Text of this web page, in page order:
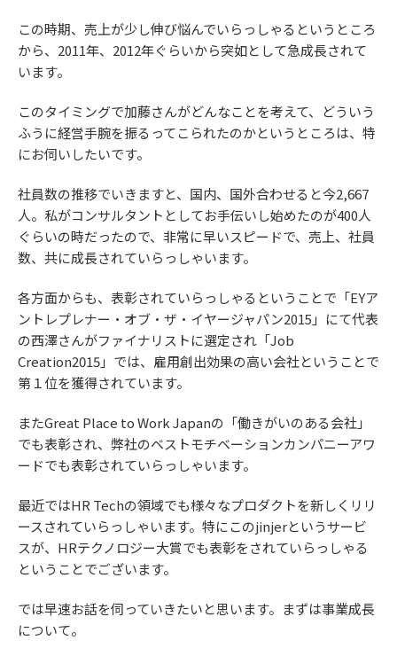
この時期、売上が少し伸び悩んでいらっしゃるというところ
から、2011年、2012年ぐらいから突如として急成長されて
います。
このタイミングで加藤さんがどんなことを考えて、どういう
ふうに経営手腕を振るってこられたのかというところは、特
にお伺いしたいです。
社員数の推移でいきますと、国内、国外合わせると今2,667
人。私がコンサルタントとしてお手伝いし始めたのが400人
ぐらいの時だったので、非常に早いスピードで、売上、社員
数、共に成長されていらっしゃいます。
各方面からも、表彰されていらっしゃるということで「EYア
ントレプレナー・オブ・ザ・イヤージャパン2015」にて代表
の西澤さんがファイナリストに選定され「Job
Creation2015」では、雇用創出効果の高い会社ということで
第１位を獲得されています。
またGreat Place to Work Japanの「働きがいのある会社」
でも表彰され、弊社のベストモチベーションカンパニーアワ
ードでも表彰されていらっしゃいます。
最近ではHR Techの領域でも様々なプロダクトを新しくリリ
ースされていらっしゃいます。特にこのjinjerというサービ
スが、HRテクノロジー大賞でも表彰をされていらっしゃる
ということでございます。
では早速お話を伺っていきたいと思います。まずは事業成長
について。